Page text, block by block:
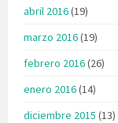
abril 2016(19)
marzo 2016(19)
febrero 2016(26)
enero 2016(14)
diciembre 2015 (13)